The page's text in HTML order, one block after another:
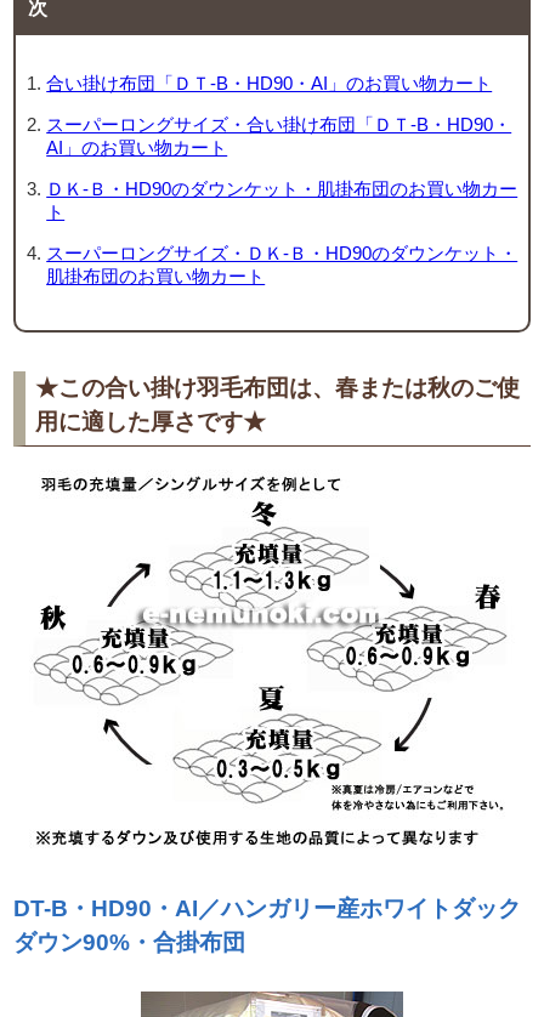
次
合い掛け布団「ＤＴ-B・HD90・AI」のお買い物カート
スーパーロングサイズ・合い掛け布団「ＤＴ-B・HD90・
AI」のお買い物カート
ＤＫ-Ｂ・HD90のダウンケット・肌掛布団のお買い物カー
ト
スーパーロングサイズ・ＤＫ-Ｂ・HD90のダウンケット・
肌掛布団のお買い物カート
★この合い掛け羽毛布団は、春または秋のご使
用に適した厚さです★
DT-B・HD90・AI／ハンガリー産ホワイトダック
ダウン90%・合掛布団